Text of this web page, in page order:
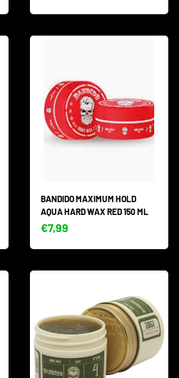
BANDIDO MAXIMUM HOLD
AQUA HARD WAX RED 150 ML
€7,99